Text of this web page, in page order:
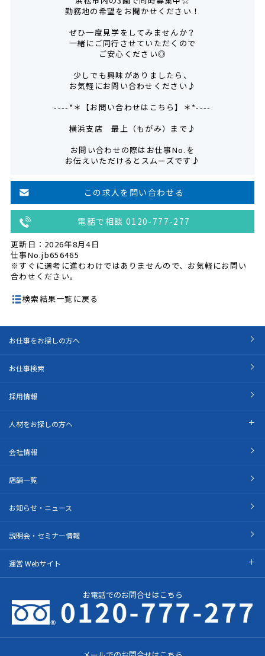
勤務地の希望をお聞かせください！
ぜひ一度見学をしてみませんか？
一緒にご同行させていただくので
ご安心ください◎
少しでも興味がありましたら、
お気軽にお問い合わせください♪
----*＊【お問い合わせはこちら】＊*----
横浜支店 最上（もがみ）まで♪
お問い合わせの際はお仕事No.を
お伝えいただけるとスムーズです♪
この求人を問い合わせる
電話で相談 0120-777-277
更新日：2026年8月4日
仕事No.jb656465
※すぐに選考に進むわけではありませんので、お気軽にお問い
合わせください。
検索結果一覧に戻る
お仕事をお探しの方へ
お仕事検索
採用情報
人材をお探しの方へ
会社情報
店舗一覧
お知らせ・ニュース
説明会・セミナー情報
運営 Webサイト
お電話でのお問合せはこちら